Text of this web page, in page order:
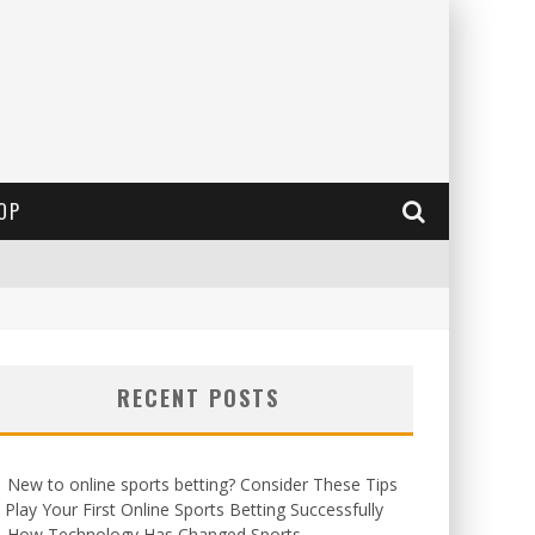
RECENT POSTS
New to online sports betting? Consider These Tips
Your First Online Sports Betting Successfully